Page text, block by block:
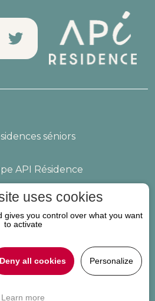
séniors
API Résidence
Vos questions
uses cookies
gives you control over what you want
to activate
Deny all cookies Personalize
Learn more